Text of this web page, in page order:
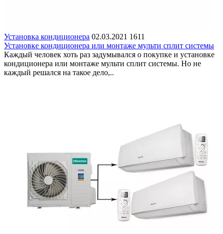
Установка кондиционера 02.03.2021 1611
Установке кондиционера или монтаже мульти сплит системы
Каждый человек хоть раз задумывался о покупке и установке
кондиционера или монтаже мульти сплит системы. Но не
каждый решался на такое дело,..